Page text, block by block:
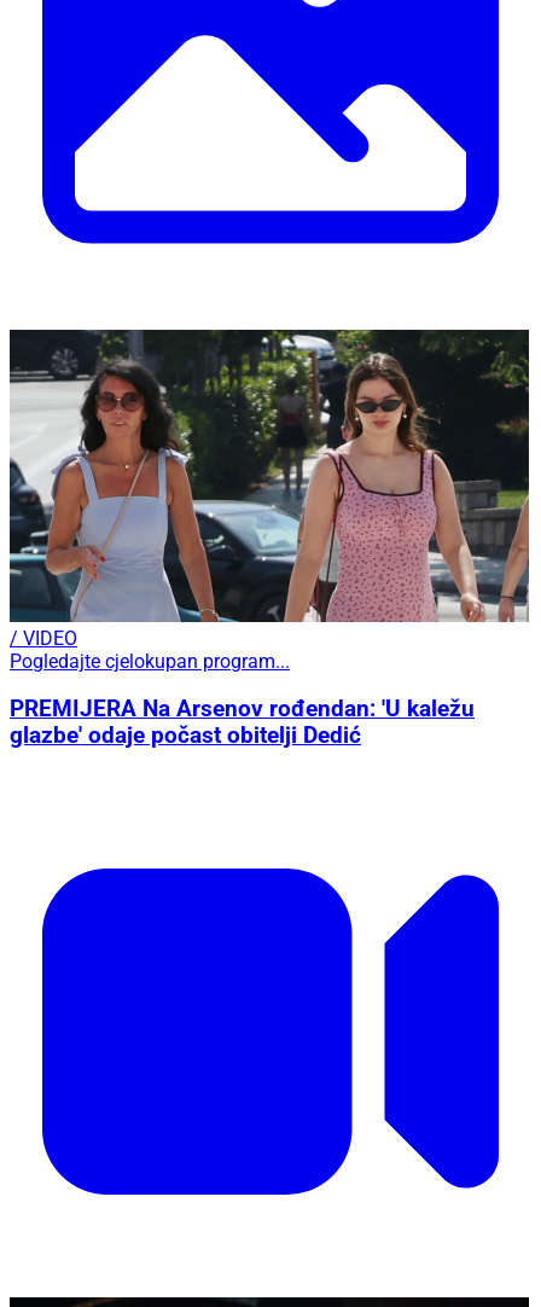
/ VIDEO
Pogledajte cjelokupan program...
PREMIJERA Na Arsenov rođendan: 'U kaležu
glazbe' odaje počast obitelji Dedić